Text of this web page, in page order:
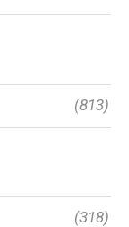
(813)
(318)